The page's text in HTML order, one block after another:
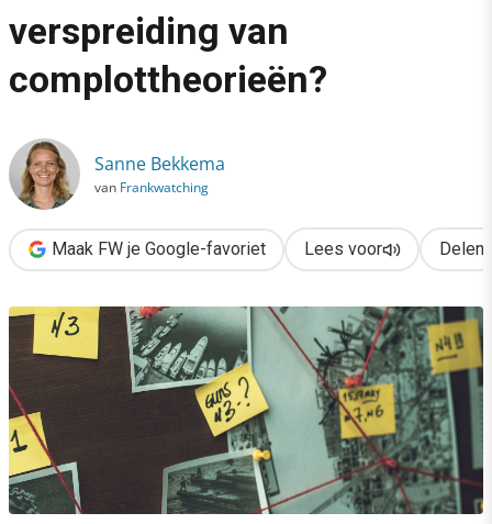
›
Stimuleert het internet de verspreiding van complottheorieën?
verspreiding van
complottheorieën?
Sanne Bekkema
van Frankwatching
Maak FW je Google-favoriet Lees voor Delen